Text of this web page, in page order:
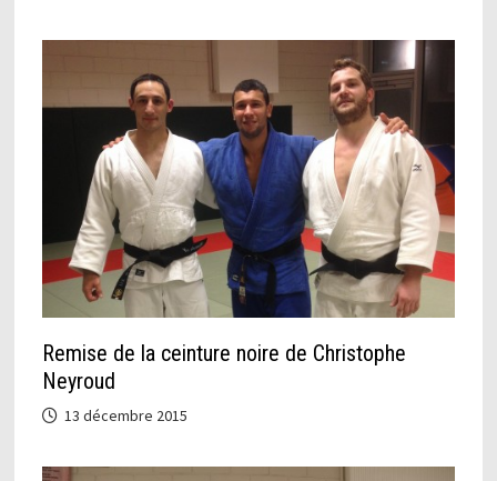
Remise de la ceinture noire de Christophe
Neyroud
13 décembre 2015